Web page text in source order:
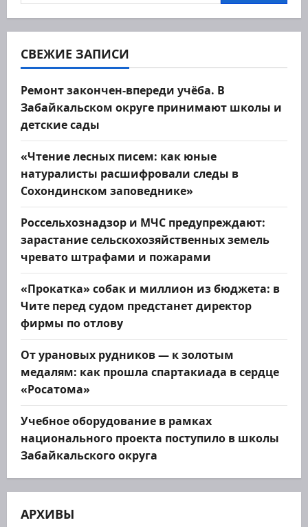
на
деле
«Зарница»
Краснокаменске
СВЕЖИЕ ЗАПИСИ
Ремонт закончен-впереди учёба. В
Забайкальском округе принимают школы и
детские сады
«Чтение лесных писем: как юные
натуралисты расшифровали следы в
Сохондинском заповеднике»
Россельхознадзор и МЧС предупреждают:
зарастание сельскохозяйственных земель
чревато штрафами и пожарами
«Прокатка» собак и миллион из бюджета: в
Чите перед судом предстанет директор
фирмы по отлову
От урановых рудников — к золотым
медалям: как прошла спартакиада в сердце
«Росатома»
Учебное оборудование в рамках
национального проекта поступило в школы
Забайкальского округа
АРХИВЫ